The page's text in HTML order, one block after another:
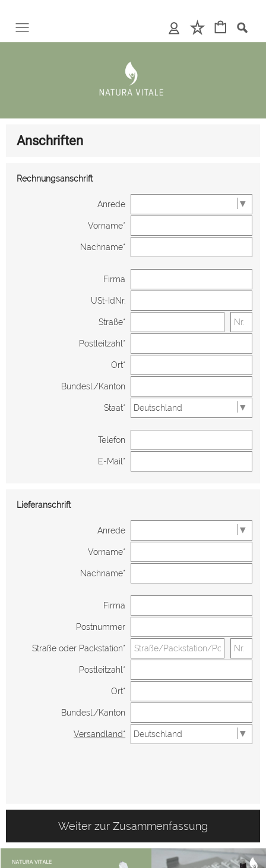
Anschriften
Rechnungsanschrift
Anrede
Vorname*
Nachname*
Firma
USt-IdNr.
Straße*
Postleitzahl*
Ort*
Bundesl./Kanton
Staat*
Telefon
E-Mail*
Lieferanschrift
Anrede
Vorname*
Nachname*
Firma
Postnummer
Straße oder Packstation*
Postleitzahl*
Ort*
Bundesl./Kanton
Versandland*
Weiter zur Zusammenfassung